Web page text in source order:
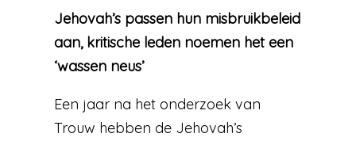
Jehovah’s passen hun misbruikbeleid
aan, kritische leden noemen het een
‘wassen neus’
Een jaar na het onderzoek van
Trouw hebben de Jehovah’s